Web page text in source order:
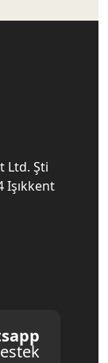
Ltd. Şti
Işıkkent